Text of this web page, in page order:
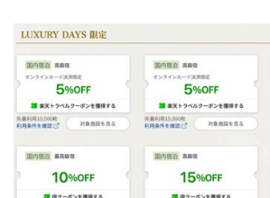
ーポン
2人以
ント付
2023年
10月4日20時～10
月15日
国内宿
ポン
国内ツ
海外ツ